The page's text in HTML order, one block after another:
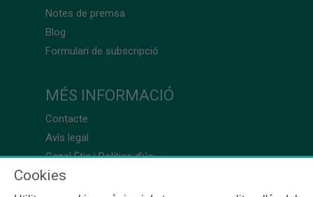
Notes de premsa
Blog
Formulari de subscripció
MÉS INFORMACIÓ
Contacte
Avís legal
Canal Ètic i Política d’ús
Cookies